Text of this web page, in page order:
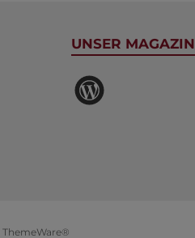
UNSER MAGAZIN
Magazin
ThemeWare®